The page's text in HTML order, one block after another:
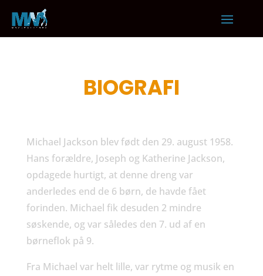
BIOGRAFI
Michael Jackson blev født den 29. august 1958.
Hans forældre, Joseph og Katherine Jackson,
opdagede hurtigt, at denne dreng var
anderledes end de 6 børn, de havde fået
forinden. Michael fik desuden 2 mindre
søskende, og var således den 7. ud af en
børneflok på 9.
Fra Michael var helt lille, var rytme og musik en